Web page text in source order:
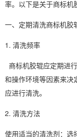
率。以下是关于商标机
一、定期清洗商标机胶
1. 清洗频率
商标机胶辊应定期进
和操作环境等因素来决
应进行清洗。
2. 清洗方法
使用适当的清洗剂：选